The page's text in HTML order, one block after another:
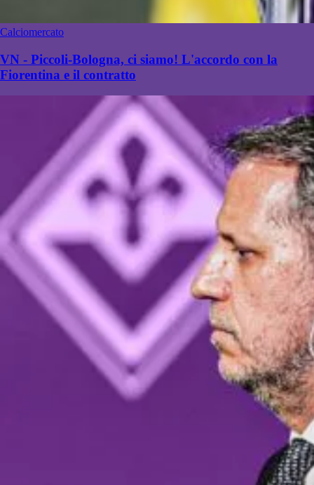
Calciomercato
VN - Piccoli-Bologna, ci siamo! L'accordo con la
Fiorentina e il contratto